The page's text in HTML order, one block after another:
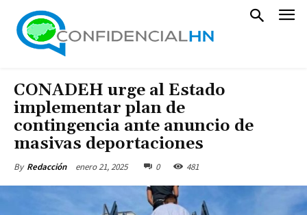
CONADEH urge al Estado
implementar plan de
contingencia ante anuncio de
masivas deportaciones
By Redacción enero 21, 2025 0 481